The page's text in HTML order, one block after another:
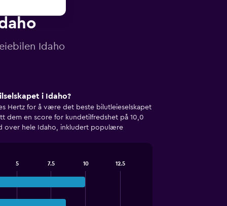
Idaho
i Idaho?
Hertz for å være det beste bilutleieselskapet
dem en score for kundetilfredshet på 10,0
over hele Idaho, inkludert populære
5 7.5 10 12.5